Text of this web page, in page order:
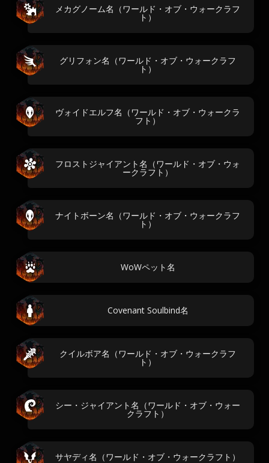
メカグノーム名（ワールド・オブ・ウォークラフ
ト）
グリフォン名（ワールド・オブ・ウォークラフ
ト）
ヴォイドエルフ名（ワールド・オブ・ウォークラ
フト）
フロストジャイアント名（ワールド・オブ・ウォ
ークラフト）
ナイトボーン名（ワールド・オブ・ウォークラフ
ト）
WoWペット名
Covenant Soulbind名
クイルボア名（ワールド・オブ・ウォークラフ
ト）
シー・ジャイアント名（ワールド・オブ・ウォー
クラフト）
サヤディ名（ワールド・オブ・ウォークラフト）